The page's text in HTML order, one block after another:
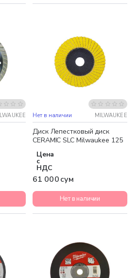
Нет в наличии MILWAUKEE
Диск Лепестковый диск
CERAMIC SLC Milwaukee 125
Цена
с
НДС
61 000 сум
Нет в наличии